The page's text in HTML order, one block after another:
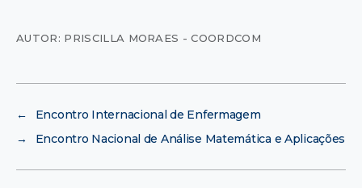
AUTOR: PRISCILLA MORAES - COORDCOM
←
Encontro Internacional de Enfermagem
→
Encontro Nacional de Análise Matemática e Aplicações